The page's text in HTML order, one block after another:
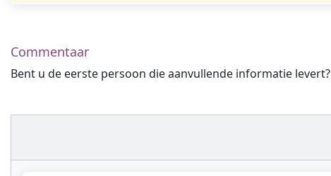
Commentaar
Bent u de eerste persoon die aanvullende informatie levert?